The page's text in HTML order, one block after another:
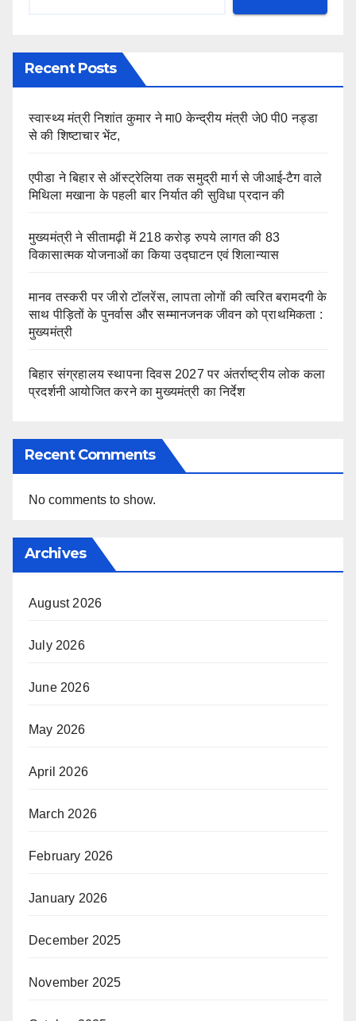
Recent Posts
स्वास्थ्य मंत्री निशांत कुमार ने मा0 केन्द्रीय मंत्री जे0 पी0 नड्डा
से की शिष्टाचार भेंट,
एपीडा ने बिहार से ऑस्ट्रेलिया तक समुद्री मार्ग से जीआई-टैग वाले
मिथिला मखाना के पहली बार निर्यात की सुविधा प्रदान की
मुख्यमंत्री ने सीतामढ़ी में 218 करोड़ रुपये लागत की 83
विकासात्मक योजनाओं का किया उद्घाटन एवं शिलान्यास
मानव तस्करी पर जीरो टॉलरेंस, लापता लोगों की त्वरित बरामदगी के
साथ पीड़ितों के पुनर्वास और सम्मानजनक जीवन को प्राथमिकता :
मुख्यमंत्री
बिहार संग्रहालय स्थापना दिवस 2027 पर अंतर्राष्ट्रीय लोक कला
प्रदर्शनी आयोजित करने का मुख्यमंत्री का निर्देश
Recent Comments
No comments to show.
Archives
August 2026
July 2026
June 2026
May 2026
April 2026
March 2026
February 2026
January 2026
December 2025
November 2025